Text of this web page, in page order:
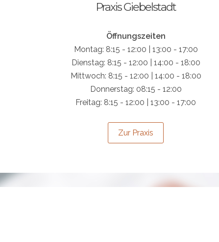
Praxis Giebelstadt
Öffnungszeiten
Montag: 8:15 - 12:00 | 13:00 - 17:00
Dienstag: 8:15 - 12:00 | 14:00 - 18:00
Mittwoch: 8:15 - 12:00 | 14:00 - 18:00
Donnerstag: 08:15 - 12:00
Freitag: 8:15 - 12:00 | 13:00 - 17:00
Zur Praxis